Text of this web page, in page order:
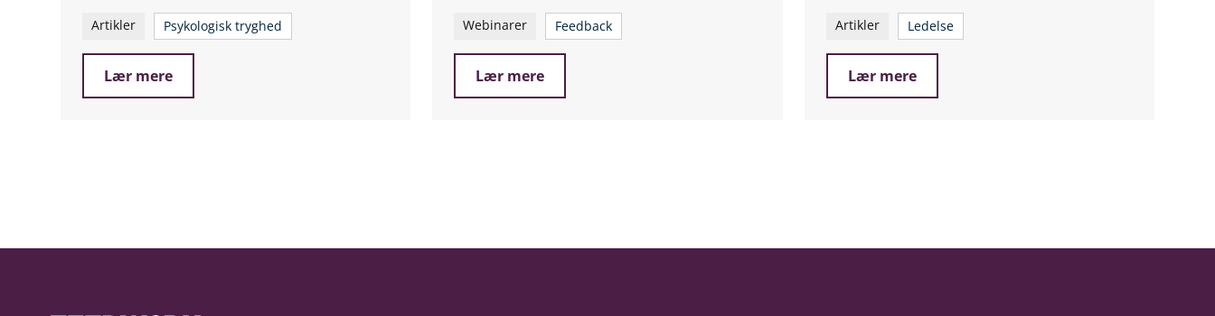
Artikler Psykologisk tryghed
Lær mere
Webinarer Feedback
Lær mere
Artikler Ledelse
Lær mere